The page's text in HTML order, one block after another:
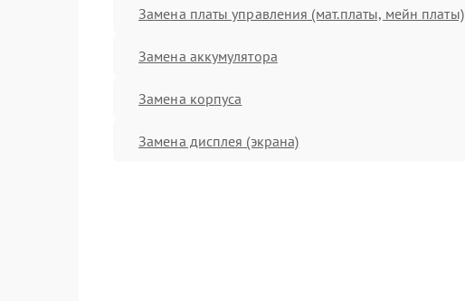
Замена платы управления (мат.платы, мейн платы)
Замена аккумулятора
Замена корпуса
Замена дисплея (экрана)